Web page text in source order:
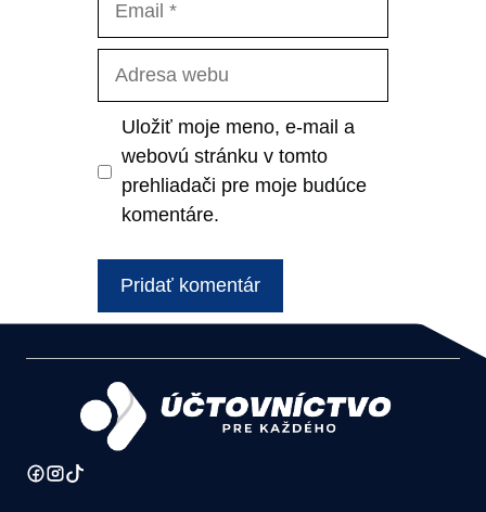
Adresa
Uložiť moje meno, e-mail a
webovú stránku v tomto
prehliadači pre moje budúce
komentáre.